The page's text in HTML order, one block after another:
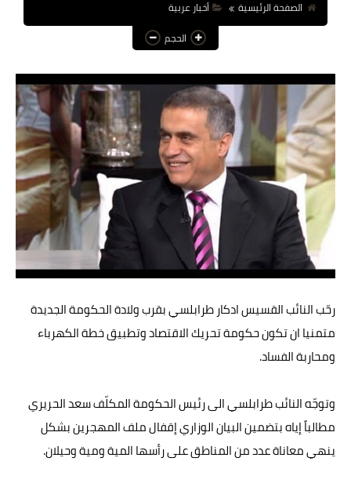
عالم المرأة
فن وثقافة
أخبار مصر
أخبار عربية
أخبار النجوم
أخبار العالم
الصفحة الرئيسية
أخبار عربية
الحجم
رحّب النائب القسيس ادكار طرابلسي بقرب ولادة الحكومة الجديدة
متمنيا ان تكون حكومة تحريك الاقتصاد وتطبيق خطة الكهرباء
ومحاربة الفساد.
وتوجّه النائب طرابلسي الى رئيس الحكومة المكلّف سعد الحريري
مطالباً إياه بتضمين البيان الوزاري إقفال ملف المهجرين بشكل
ينهي معاناة عدد من المناطق على رأسها المية ومية وحيلان.